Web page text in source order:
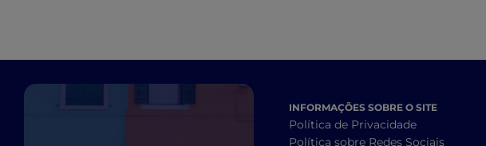
INFORMAÇÕES SOBRE O SITE
Política de Privacidade
Política sobre Redes Sociais